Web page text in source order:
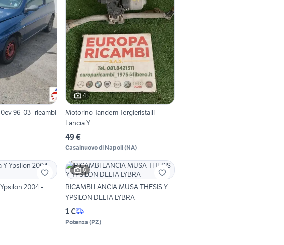
96-03 -ricambi
4
Motorino Tandem Tergicristalli
Lancia Y
49 €
Casalnuovo di Napoli(NA)
2004 -
6
RICAMBI LANCIA MUSA THESIS Y
YPSILON DELTA LYBRA
1 €
Potenza (PZ)